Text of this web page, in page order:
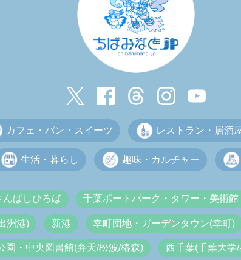
カフェ・パン・スイーツ レストラン・居酒
生活・暮らし 趣味・カルチャー
ばしひろば 千葉ポートパーク・タワー・美術館
洲港) 新港 幸町団地・ガーデンタウン(幸町)
園・中央図書館(弁天/松波/椿森) 西千葉(千葉大学